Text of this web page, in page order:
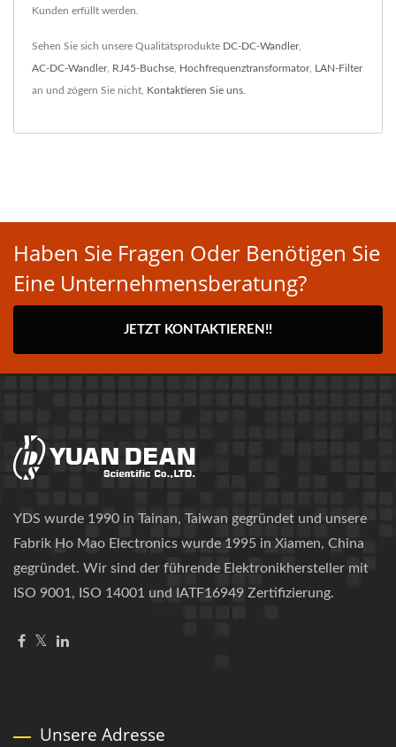
Kunden erfüllt werden.
Sehen Sie sich unsere Qualitätsprodukte DC-DC-Wandler,
AC-DC-Wandler, RJ45-Buchse Hochfrequenztransformator, LAN-Filter
an und zögern Sie nicht, Kontaktieren Sie uns
Haben Sie Fragen Oder Benötigen Sie
Eine Unternehmensberatung?
JETZT KONTAKTIEREN!!
YDS wurde 1990 in Tainan, Taiwan gegründet und unsere
Fabrik Ho Mao Electronics wurde 1995 in Xiamen, China
gegründet. Wir sind der führende Elektronikhersteller mit
ISO 9001, ISO 14001 und IATF16949 Zertifizierung.
Unsere Adresse